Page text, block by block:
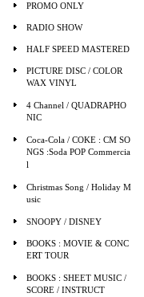
PROMO ONLY
RADIO SHOW
HALF SPEED MASTERED
PICTURE DISC / COLOR
WAX VINYL
4 Channel / QUADRAPHO
NIC
Coca-Cola / COKE : CM SO
NGS :Soda POP Commercia
l
Christmas Song / Holiday M
usic
SNOOPY / DISNEY
BOOKS : MOVIE & CONC
ERT TOUR
BOOKS : SHEET MUSIC /
SCORE / INSTRUCT